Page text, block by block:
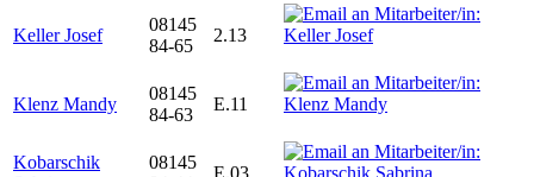
Keller Josef
08145
84-65
2.13
Klenz Mandy
08145
84-63
E.11
Kobarschik
08145